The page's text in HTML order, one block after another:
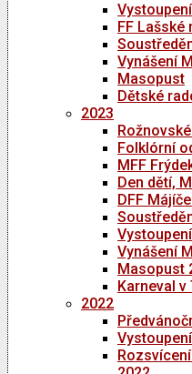
FF Lašské
Vynášení
Masopust
Dětské
2023
Folklórní
MFF
Den dětí,
DFF
Vynášení
Masopust
Karneval
2022